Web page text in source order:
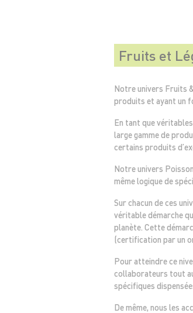
Fruits et
Notre univers Fruits
produits et ayant un
En tant que
large gamme de
certains produits
Notre univers
même logique de
Sur chacun de ces
véritable démarche
planète. Cette
(certification par un
Pour atteindre ce
collaborateurs tout
spécifiques
De même, nous les